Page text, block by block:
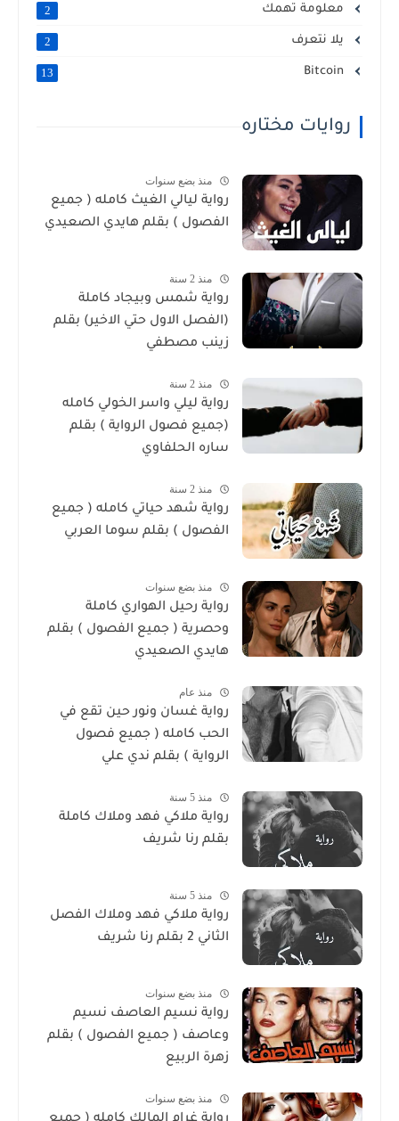
معلومة تهمك 2
يلا نتعرف 2
13
روايات مختاره
منذ بضع سنوات
رواية ليالي الغيث كامله ( جميع
الفصول ) بقلم هايدي الصعيدي
منذ 2 سنة
رواية شمس وبيجاد كاملة
(الفصل الاول حتي الاخير) بقلم
زينب مصطفي
منذ 2 سنة
رواية ليلي واسر الخولي كامله
(جميع فصول الرواية ) بقلم
ساره الحلفاوي
منذ 2 سنة
رواية شهد حياتي كامله ( جميع
الفصول ) بقلم سوما العربي
منذ بضع سنوات
رواية رحيل الهواري كاملة
وحصرية ( جميع الفصول ) بقلم
هايدي الصعيدي
منذ عام
رواية غسان ونور حين تقع في
الحب كامله ( جميع فصول
الرواية ) بقلم ندي علي
منذ 5 سنة
رواية ملاكي فهد وملاك كاملة
بقلم رنا شريف
منذ 5 سنة
رواية ملاكي فهد وملاك الفصل
الثاني 2 بقلم رنا شريف
منذ بضع سنوات
رواية نسيم العاصف نسيم
وعاصف ( جميع الفصول ) بقلم
زهرة الربيع
منذ بضع سنوات